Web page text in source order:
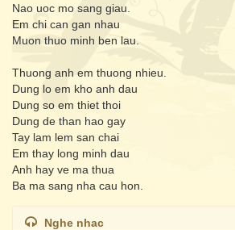
Nao uoc mo sang giau.
Em chi can gan nhau
Muon thuo minh ben lau.
Thuong anh em thuong nhieu.
Dung lo em kho anh dau
Dung so em thiet thoi
Dung de than hao gay
Tay lam lem san chai
Em thay long minh dau
Anh hay ve ma thua
Ba ma sang nha cau hon.
Nghe nhac